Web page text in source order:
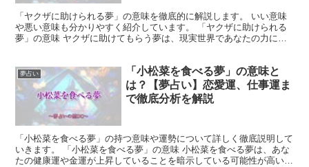
「ヤクザに助けられる夢」の意味を徹底的に解説します。 いい意味
や悪い意味も分かりやすく紹介しています。 「ヤクザに助けられる
夢」の意味 ヤクザに助けてもらう夢は、現実世界であなたの力にな
夢占い
「小松菜を食べる夢」の意味と
は？【夢占い】恋愛運、仕事運ま
で徹底分析を解説
「小松菜を食べる夢」の持つ意味や運勢について詳しく徹底説明して
いきます。 「小松菜を食べる夢」の意味 小松菜を食べる夢は、あな
たの健康運や金運が上昇していることを暗示している可能性が高いで